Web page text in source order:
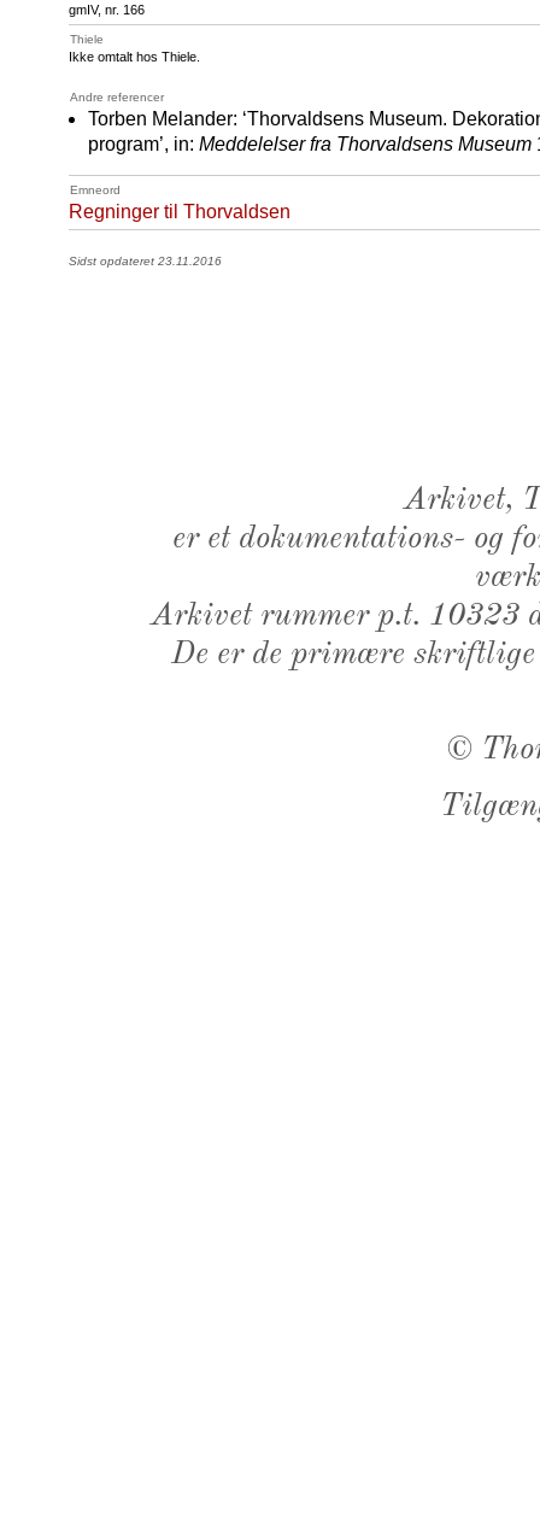
gmIV, nr. 166
Thiele
Ikke omtalt hos Thiele.
Andre referencer
Torben Melander: ‘Thorvaldsens Museum.
program’, in: Meddelelser fra Thorvaldsens Museum
Emneord
Regninger til Thorvaldsen
Sidst opdateret 23.11.2016
Arkivet,
er et dokumentations- og
Arkivet rummer p.t. 10323
De er de primære
©